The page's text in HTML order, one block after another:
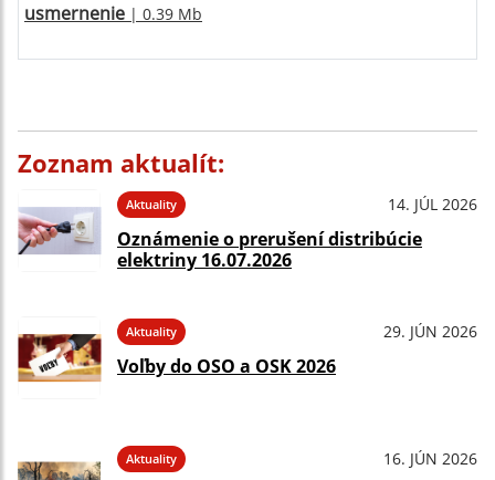
usmernenie | 0.39 Mb
Zoznam aktualít:
Aktuality 14. JÚL 2026
Oznámenie o prerušení distribúcie
elektriny 16.07.2026
Aktuality 29. JÚN 2026
Voľby do OSO a OSK 2026
Aktuality 16. JÚN 2026